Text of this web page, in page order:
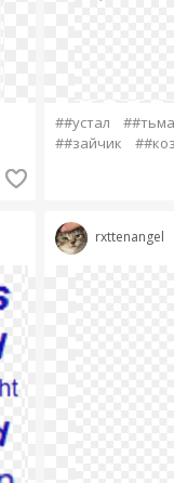
##устал
##тьма
##зайчик
rxttenangel